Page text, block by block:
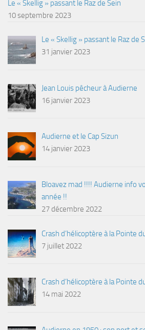
Le « Skellig » passant le Raz de Sein
10 septembre 2023
Le « Skellig » passant le Raz de
31 janvier 2023
Jean Louis pêcheur à Audierne
16 janvier 2023
Audierne et le Cap Sizun
14 janvier 2023
Bloavez mad !!!! Audierne info
année !!
27 décembre 2022
Crash d’hélicoptère à la Pointe
7 juillet 2022
Crash d’hélicoptère à la Pointe
14 mai 2022